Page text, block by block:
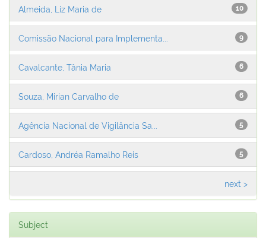
10
Almeida, Liz Maria de
9
Comissão Nacional para Implementa...
6
Cavalcante, Tânia Maria
6
Souza, Mirian Carvalho de
5
Agência Nacional de Vigilância Sa...
5
Cardoso, Andréa Ramalho Reis
next >
Subject